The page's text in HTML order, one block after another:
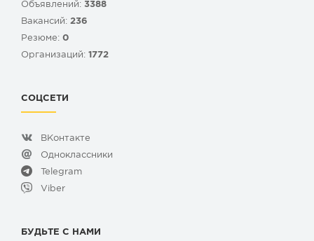
Объявлений: 3388
Вакансий: 236
Резюме: 0
Организаций: 1772
СОЦСЕТИ
ВКонтакте
Одноклассники
Telegram
Viber
БУДЬТЕ С НАМИ